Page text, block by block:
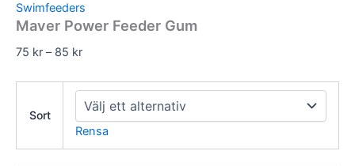
Swimfeeders
Maver Power Feeder Gum
75 kr – 85 krPrisintervall:
till
85 kr
Sort
Rensa